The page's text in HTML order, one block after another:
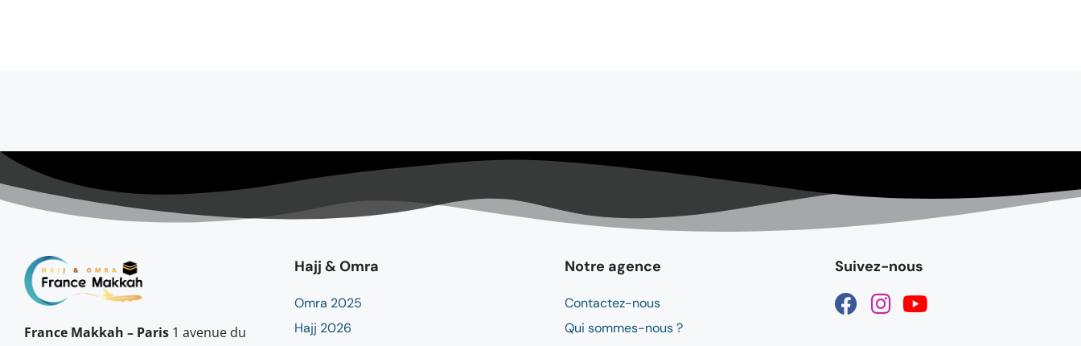
France Makkah – Paris 1 avenue du
Hajj & Omra
Omra 2025
Hajj 2026
Notre agence
Contactez-nous
Qui sommes-nous ?
Suivez-nous